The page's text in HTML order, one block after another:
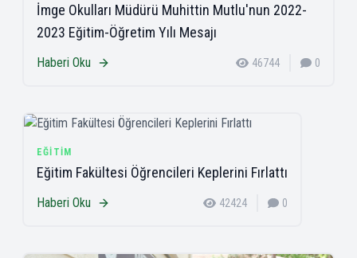
İmge Okulları Müdürü Muhittin Mutlu'nun 2022-
2023 Eğitim-Öğretim Yılı Mesajı
Haberi Oku 46744 0
EĞITIM
Eğitim Fakültesi Öğrencileri Keplerini Fırlattı
Haberi Oku 42424 0